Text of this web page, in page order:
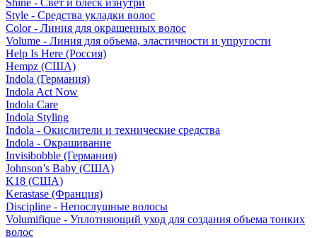
Shine - Свет и блеск изнутри
Style - Средства укладки волос
Color - Линия для окрашенных волос
Volume - Линия для объема, эластичности и упругости
Help Is Here (Россия)
Hempz (США)
Indola (Германия)
Indola Act Now
Indola Care
Indola Styling
Indola - Окислители и технические средства
Indola - Окрашивание
Invisibobble (Германия)
Johnson’s Baby (США)
K18 (США)
Kerastase (Франция)
Discipline - Непослушные волосы
Volumifique - Уплотняющий уход для создания объема тонких
волос